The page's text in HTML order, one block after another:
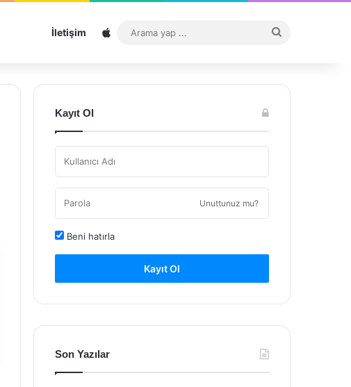
İletişim Sitemap
...
Kayıt Ol
Unuttunuz mu?
Beni hatırla
Kayıt Ol
Son Yazılar